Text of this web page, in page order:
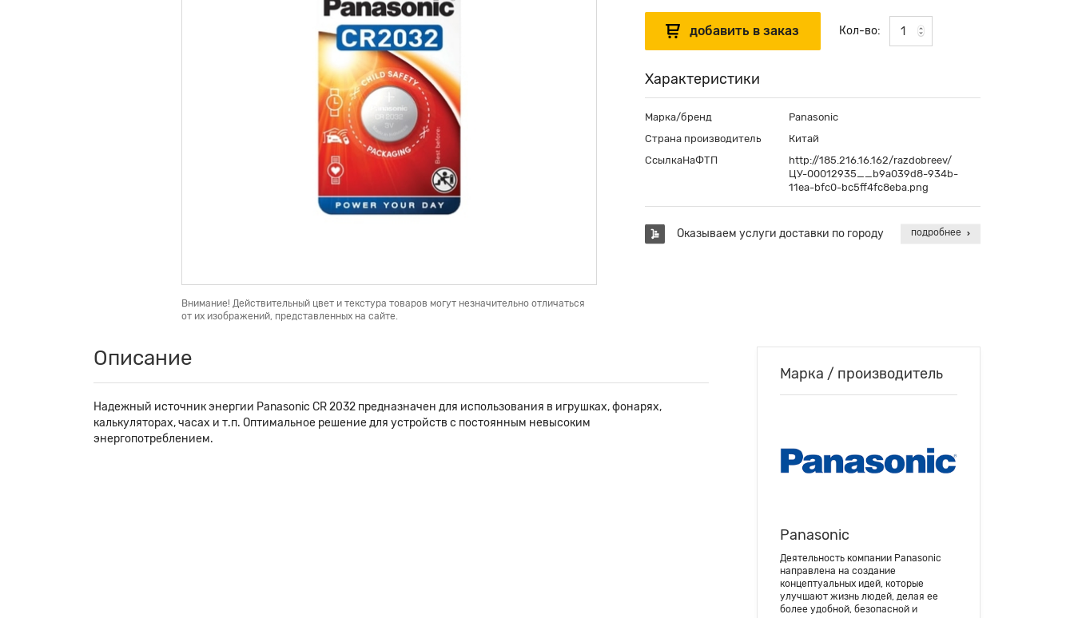
Внимание! Действительный цвет и текстура товаров могут незначительно отличаться
от их изображений, представленных на сайте.
Кол-во:
Характеристики
Марка/бренд
Panasonic
Страна производитель
Китай
СсылкаНаФТП
http://185.216.16.162/razdobreev/
ЦУ-00012935__b9a039d8-934b-
11ea-bfc0-bc5ff4fc8eba.png
Оказываем услуги доставки по городу подробнее
Описание
Надежный источник энергии Panasonic CR 2032 предназначен для использования в игрушках, фонарях,
калькуляторах, часах и т.п. Оптимальное решение для устройств с постоянным невысоким
энергопотреблением.
Марка / производитель
Panasonic
Деятельность компании Panasonic
направлена на создание
концептуальных идей, которые
улучшают жизнь людей, делая ее
более удобной, безопасной и